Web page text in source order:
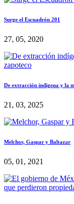
Surge el Escuadrón 201
27, 05, 2020
De extracción indígena y la
21, 03, 2025
Melchor, Gaspar y Baltazar
05, 01, 2021